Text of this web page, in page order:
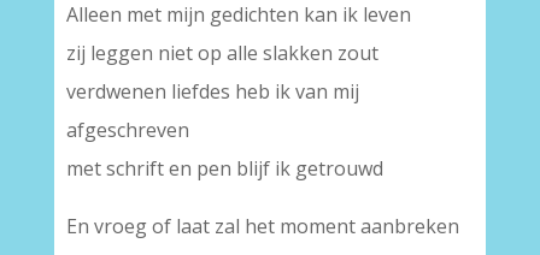
Alleen met mijn gedichten kan ik leven
zij leggen niet op alle slakken zout
verdwenen liefdes heb ik van mij
afgeschreven
met schrift en pen blijf ik getrouwd
En vroeg of laat zal het moment aanbreken